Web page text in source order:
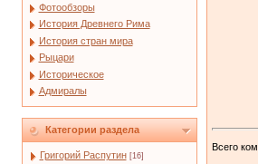
Фотообзоры
История Древнего Рима
История стран мира
Рыцари
Историческое
Адмиралы
Категории раздела
Григорий Распутин [16]
Всего